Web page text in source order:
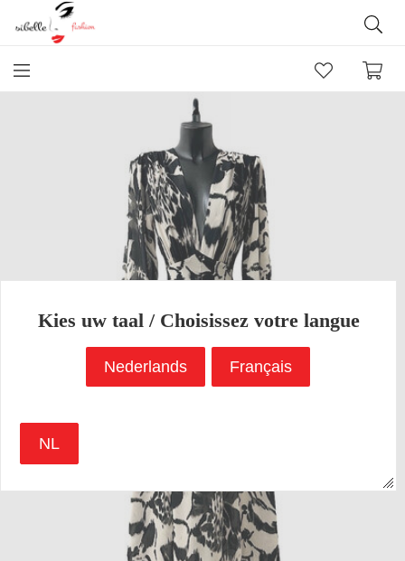
GRATIS VERZENDING EN RETOUR VANAF EEN EFFECTIEVE
Kies uw taal / Choisissez votre langue
Nederlands Français
NL